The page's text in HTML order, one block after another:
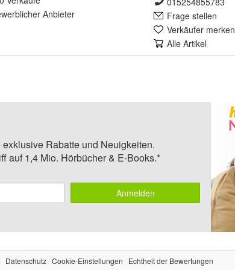
er Anbieter
Frage stellen
Verkäufer merken
Alle Artikel
Rabatte und Neuigkeiten.
auf 1,4 Mio. Hörbücher & E-Books.*
Anmelden
Datenschutz Cookie-Einstellungen Echtheit der Bewertungen